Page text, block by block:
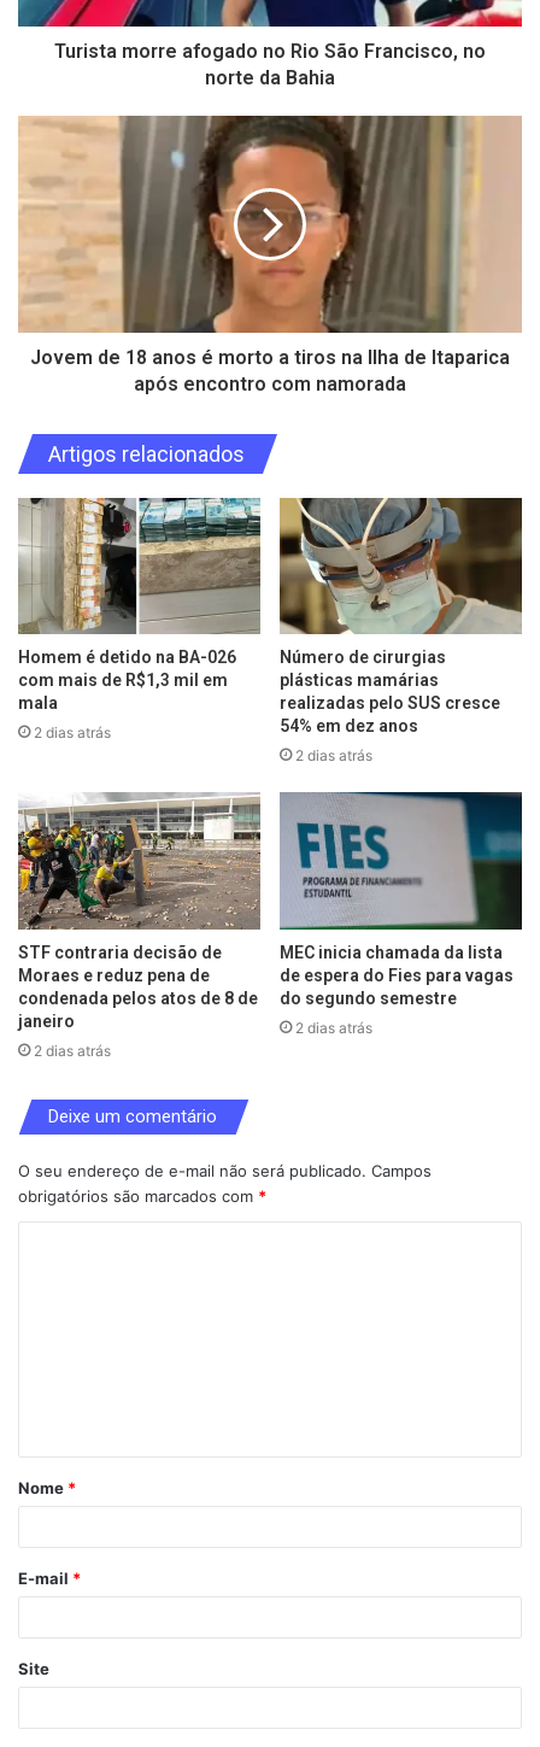
Turista morre afogado no Rio São Francisco, no
norte da Bahia
Jovem de 18 anos é morto a tiros na Ilha de Itaparica
após encontro com namorada
Artigos relacionados
Homem é detido na BA-026
com mais de R$1,3 mil em
mala
2 dias atrás
Número de cirurgias
plásticas mamárias
realizadas pelo SUS cresce
54% em dez anos
2 dias atrás
STF contraria decisão de
Moraes e reduz pena de
condenada pelos atos de 8 de
janeiro
2 dias atrás
MEC inicia chamada da lista
de espera do Fies para vagas
do segundo semestre
2 dias atrás
Deixe um comentário
O seu endereço de e-mail não será publicado. Campos
obrigatórios são marcados com *
á
r
*
Nome *
E-mail *
Site